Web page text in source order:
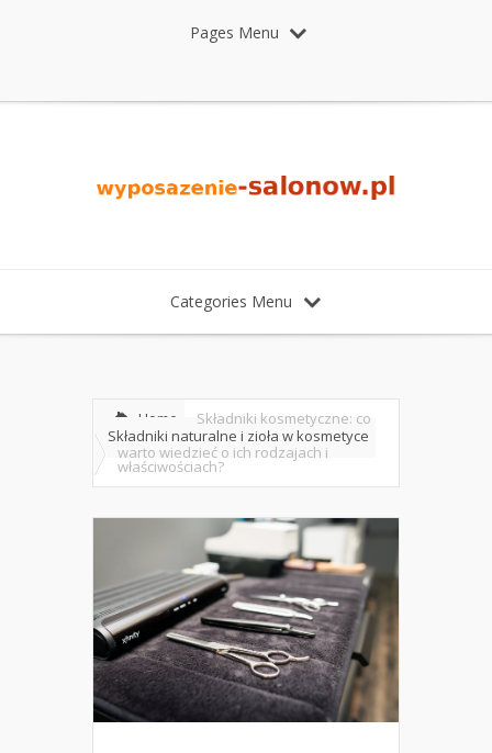
Pages Menu
Categories Menu
Home
Składniki naturalne i zioła w kosmetyce
Składniki kosmetyczne: co
warto wiedzieć o ich rodzajach i
właściwościach?